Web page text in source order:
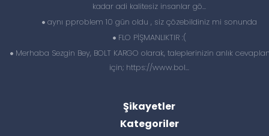
kadar adi kalitesiz insanlar gö...
aynı pproblem 10 gün oldu , siz çözebildiniz mi sonunda
FLO PİŞMANLIKTIR :(
Merhaba Sezgin Bey, BOLT KARGO olarak, taleplerinizin anlık
için; https://www.bol...
Şikayetler
Kategoriler